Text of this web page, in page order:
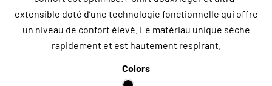
extensible doté d’une technologie fonctionnelle qui offre
un niveau de confort élevé. Le matériau unique sèche
rapidement et est hautement respirant.
Colors